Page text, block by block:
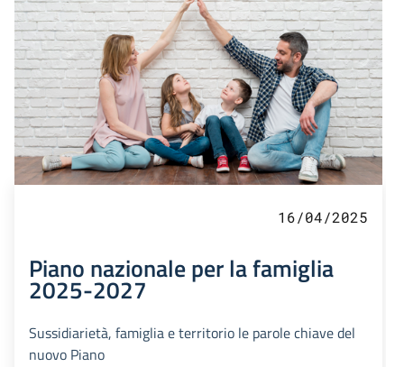
16/04/2025
Piano nazionale per la famiglia
2025-2027
Sussidiarietà, famiglia e territorio le parole chiave del
nuovo Piano